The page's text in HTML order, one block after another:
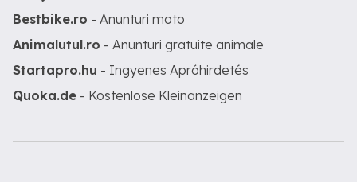
Bestbike.ro - Anunturi moto
Animalutul.ro - Anunturi gratuite animale
Startapro.hu - Ingyenes Apróhirdetés
Quoka.de - Kostenlose Kleinanzeigen